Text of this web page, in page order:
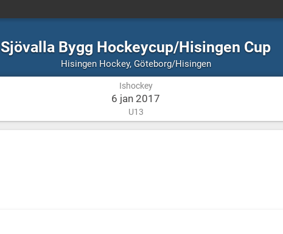
Sjövalla Bygg Hockeycup/Hisingen Cup
Hisingen Hockey, Ishockey
Göteborg/HisingenGöteborg/Hisingen
Ishockey
6 jan 2017
U13